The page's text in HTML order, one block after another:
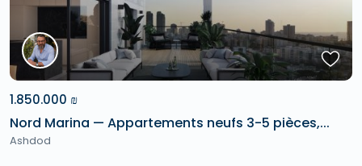
1.850.000 ₪
Nord Marina — Appartements neufs 3-5 pièces,...
Ashdod